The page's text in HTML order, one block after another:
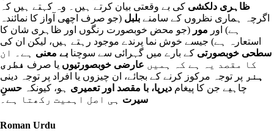
ظاہری دلکشی کی بے وقعتی بیان کرتے ہیں۔ وہ کہتے ہیں کہ
اگرچہ ہماری نظروں کے سامنے بلبل (جو صرف اچھی آواز کا نمائندہ
ہے) اور مور (جو محض خوبصورت رنگوں اور ظاہری شان کا
استعارہ ہے) جیسے خوش نما پرندے موجود رہتے ہیں، لیکن ان کی
سطحی خوبصورتی کے بارے میں گہرائی سے سوچنا بے معنی ہے۔ ان
کا مقصد یہ ہے کہ ہمیں عارضی خوبصورتیوں یا صرف فطری
ہنر پر توجہ مرکوز کرنے کے بجائے، ان چیزوں یا افراد پر توجہ دینی
چاہیے جن کا پیغام دیرپا، با مقصد اور تعمیری ہو، کیونکہ حسنِ
سیرت ہی اصل اہمیت رکھتا ہے۔
Roman Urdu